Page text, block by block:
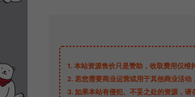
1. 本站资源售价只是赞助，收取费用仅维
2. 若您需要商业运营或用于其他商业活动
3. 如果本站有侵犯、不妥之处的资源，请